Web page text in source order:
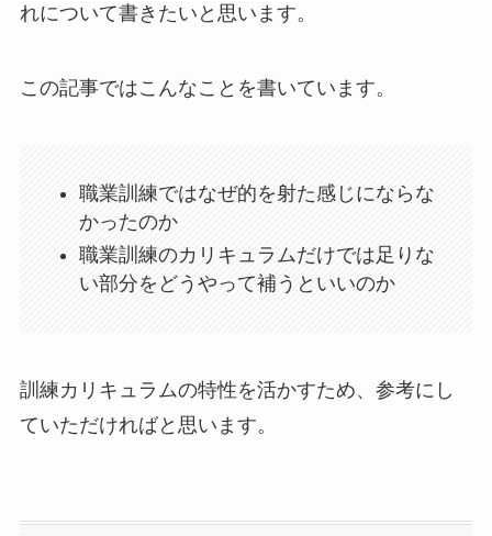
れについて書きたいと思います。
この記事ではこんなことを書いています。
職業訓練ではなぜ的を射た感じにならな
かったのか
職業訓練のカリキュラムだけでは足りな
い部分をどうやって補うといいのか
訓練カリキュラムの特性を活かすため、参考にし
ていただければと思います。